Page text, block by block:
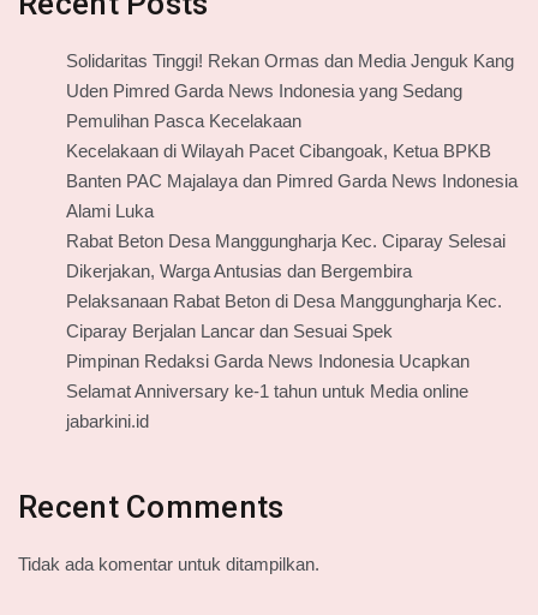
Solidaritas Tinggi! Rekan Ormas dan Media Jenguk Kang
Uden Pimred Garda News Indonesia yang Sedang
Pemulihan Pasca Kecelakaan
Kecelakaan di Wilayah Pacet Cibangoak, Ketua BPKB
Banten PAC Majalaya dan Pimred Garda News Indonesia
Alami Luka
Rabat Beton Desa Manggungharja Kec. Ciparay Selesai
Dikerjakan, Warga Antusias dan Bergembira
Pelaksanaan Rabat Beton di Desa Manggungharja Kec.
Ciparay Berjalan Lancar dan Sesuai Spek
Pimpinan Redaksi Garda News Indonesia Ucapkan
Selamat Anniversary ke-1 tahun untuk Media online
jabarkini.id
Recent Comments
Tidak ada komentar untuk ditampilkan.